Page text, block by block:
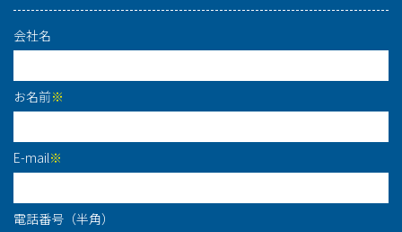
会社名
お名前※
E-mail※
電話番号（半角）